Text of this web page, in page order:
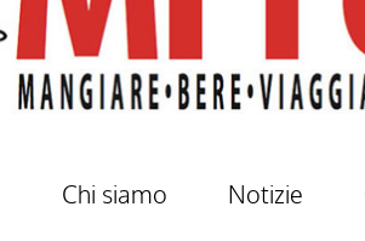
Chi siamo Notizie